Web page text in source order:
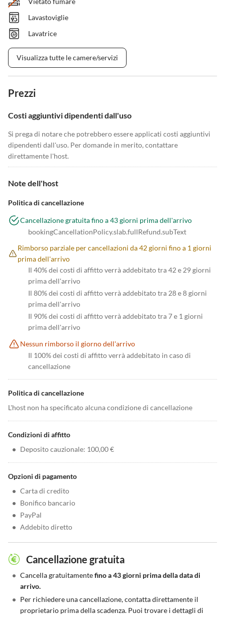
Lavastoviglie
Lavatrice
Visualizza tutte le camere/servizi
Prezzi
Costi aggiuntivi dipendenti dall'uso
Si prega di notare che potrebbero essere applicati costi aggiuntivi
dipendenti dall'uso. Per domande in merito, contattare
direttamente l'host.
Note dell'host
Politica di cancellazione
Cancellazione gratuita fino a 43 giorni prima dell'arrivo
bookingCancellationPolicy.slab.fullRefund.subText
Rimborso parziale per cancellazioni da 42 giorni fino a 1 giorni
prima dell'arrivo
Il 40% dei costi di affitto verrà addebitato tra 42 e 29 giorni
prima dell'arrivo
Il 80% dei costi di affitto verrà addebitato tra 28 e 8 giorni
prima dell'arrivo
Il 90% dei costi di affitto verrà addebitato tra 7 e 1 giorni
prima dell'arrivo
Nessun rimborso il giorno dell'arrivo
Il 100% dei costi di affitto verrà addebitato in caso di
cancellazione
Politica di cancellazione
L'host non ha specificato alcuna condizione di cancellazione
Condizioni di affitto
• Deposito cauzionale: 100,00 €
Opzioni di pagamento
• Carta di credito
• Bonifico bancario
• PayPal
• Addebito diretto
Cancellazione gratuita
• Cancella gratuitamentefino a 43 giorni prima della data di
arrivo.
• Per richiedere una cancellazione, contatta direttamente il
proprietario prima della scadenza. Puoi trovare i dettagli di